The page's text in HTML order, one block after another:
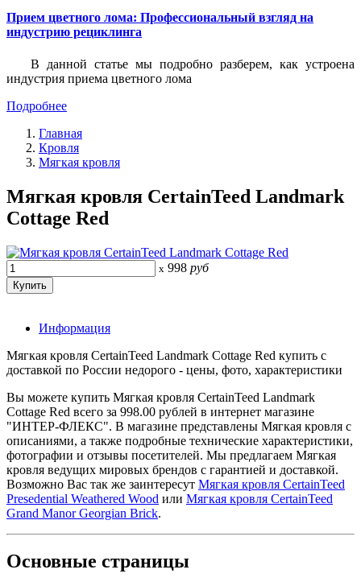
Прием цветного лома: Профессиональный взгляд на
индустрию рециклинга
В данной статье мы подробно разберем, как устроена
индустрия приема цветного лома
Подробнее
Главная
Кровля
Мягкая кровля
Мягкая кровля CertainTeed Landmark
Cottage Red
x 998 руб
Информация
Мягкая кровля CertainTeed Landmark Cottage Red купить с
доставкой по России недорого - цены, фото, характеристики
Вы можете купить Мягкая кровля CertainTeed Landmark
Cottage Red всего за 998.00 рублей в интернет магазине
"ИНТЕР-ФЛЕКС". В магазине представлены Мягкая кровля с
описаниями, а также подробные технические характеристики,
фотографии и отзывы посетителей. Мы предлагаем Мягкая
кровля ведущих мировых брендов с гарантией и доставкой.
Возможно Вас так же заинтересут Мягкая кровля CertainTeed
Presedential Weathered Wood или Мягкая кровля CertainTeed
Grand Manor Georgian Brick.
Основные страницы